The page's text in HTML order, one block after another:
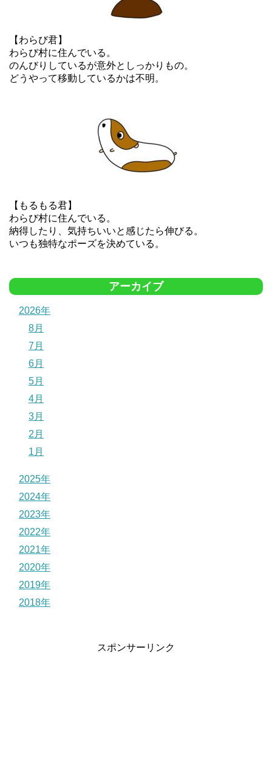
【わらび君】
わらび村に住んでいる。
のんびりしているが意外としっかりもの。
どうやって移動しているかは不明。
【もるもる君】
わらび村に住んでいる。
納得したり、気持ちいいと感じたら伸びる。
いつも独特なポーズを決めている。
アーカイブ
2026年
8月
7月
6月
5月
4月
3月
2月
1月
2025年
2024年
2023年
2022年
2021年
2020年
2019年
2018年
スポンサーリンク